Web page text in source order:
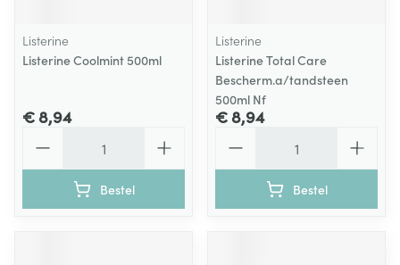
Listerine
Listerine Coolmint 500ml
€ 8,94
Bestel
Listerine
Listerine Total Care
Bescherm.a/tandsteen
500ml Nf
€ 8,94
Bestel